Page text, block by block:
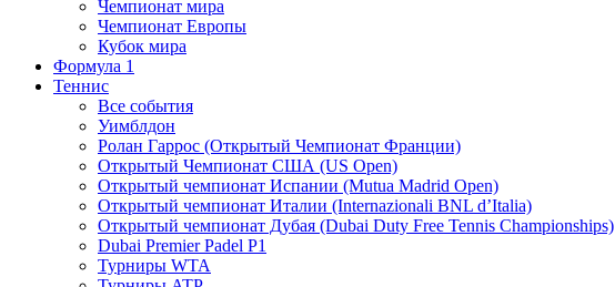
Чемпионат мира
Чемпионат Европы
Кубок мира
Формула 1
Теннис
Все события
Уимблдон
Ролан Гаррос (Открытый Чемпионат Франции)
Открытый Чемпионат США (US Open)
Открытый чемпионат Испании (Mutua Madrid Open)
Открытый чемпионат Италии (Internazionali BNL d’Italia)
Открытый чемпионат Дубая (Dubai Duty Free Tennis Championships)
Dubai Premier Padel P1
Турниры WTA